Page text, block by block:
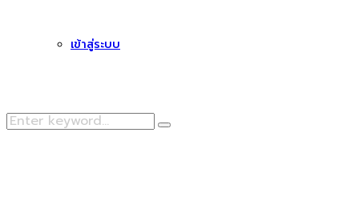
เข้าสู่ระบบ
Search
Search